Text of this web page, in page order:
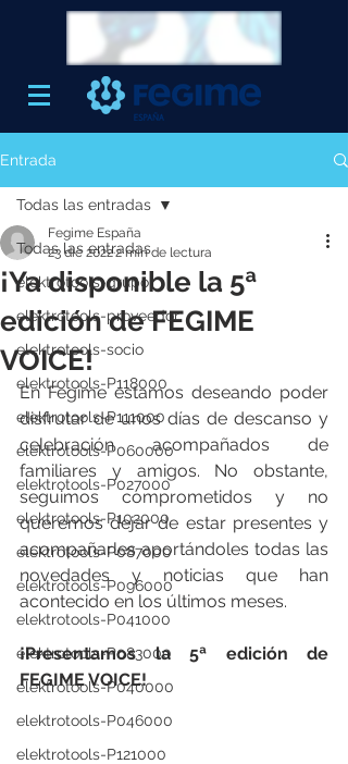
Entrada
Todas las entradas
elektrotools-grupo
elektrotools-proveedor
elektrotools-socio
elektrotools-P118000
elektrotools-P111000
elektrotools-P060000
elektrotools-P027000
elektrotools-P102000
elektrotools-P087000
elektrotools-P096000
elektrotools-P041000
elektrotools-P083000
elektrotools-P040000
elektrotools-P046000
elektrotools-P121000
Todas las entradas
¡Ya disponible la 5ª
edición de FEGIME
VOICE!
Fegime España
23 dic 20222 min de lectura
En Fegime estamos deseando poder
disfrutar de unos días de descanso y
celebración acompañados de
familiares y amigos. No obstante,
seguimos comprometidos y no
queremos dejar de estar presentes y
acompañarles aportándoles todas las
novedades y noticias que han
acontecido en los últimos meses.
¡Presentamos la 5ª edición de
FEGIME VOICE!